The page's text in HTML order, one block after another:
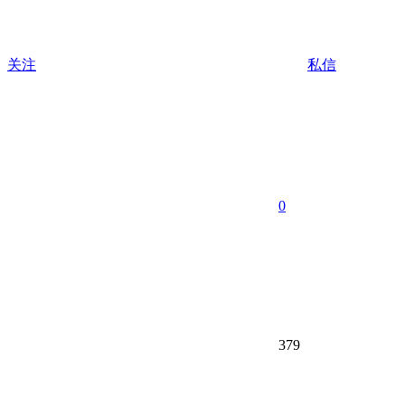
关注 私信
0
379